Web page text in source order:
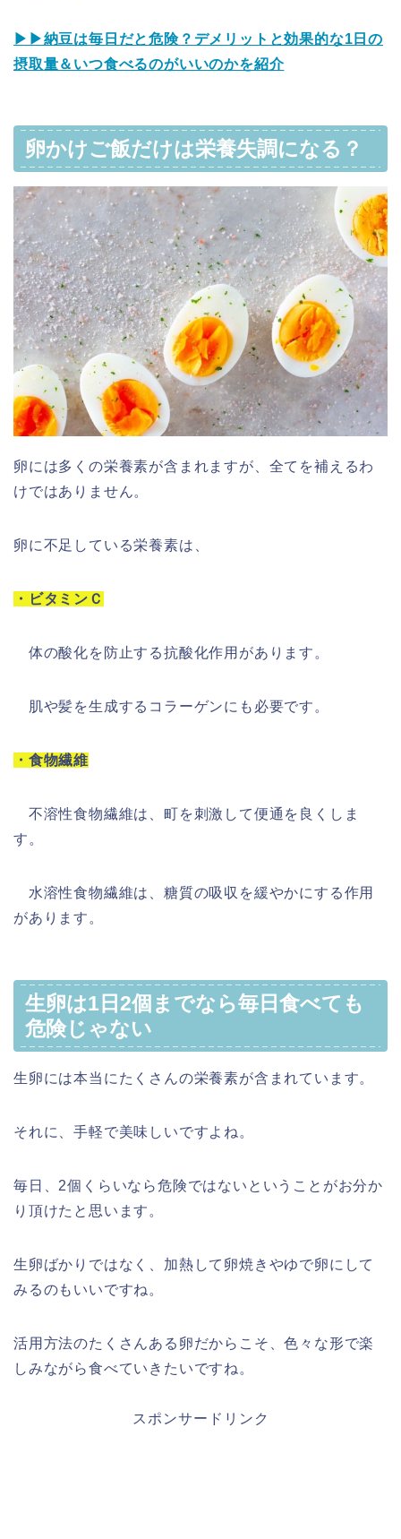
▶︎▶︎納豆は毎日だと危険？デメリットと効果的な1日の
摂取量＆いつ食べるのがいいのかを紹介
卵かけご飯だけは栄養失調になる？
卵には多くの栄養素が含まれますが、全てを補えるわ
けではありません。
卵に不足している栄養素は、
・ビタミンＣ
体の酸化を防止する抗酸化作用があります。
肌や髪を生成するコラーゲンにも必要です。
・食物繊維
不溶性食物繊維は、町を刺激して便通を良くしま
す。
水溶性食物繊維は、糖質の吸収を緩やかにする作用
があります。
生卵は1日2個までなら毎日食べても
危険じゃない
生卵には本当にたくさんの栄養素が含まれています。
それに、手軽で美味しいですよね。
毎日、2個くらいなら危険ではないということがお分か
り頂けたと思います。
生卵ばかりではなく、加熱して卵焼きやゆで卵にして
みるのもいいですね。
活用方法のたくさんある卵だからこそ、色々な形で楽
しみながら食べていきたいですね。
スポンサードリンク